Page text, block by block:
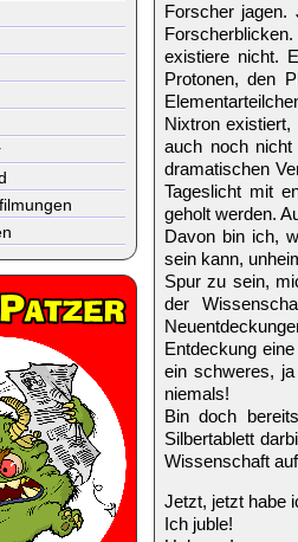
Forscher
existiere nicht.
Protonen, den
Nixtron
auch noch nicht
dramatischen
Tageslicht mit
geholt werden.
Davon bin ich,
sein kann,
Spur zu sein,
der
Entdeckung
ein schweres,
niemals!
Bin doch
Silbertablett
Wissenschaft
Jetzt, jetzt habe
Ich juble!